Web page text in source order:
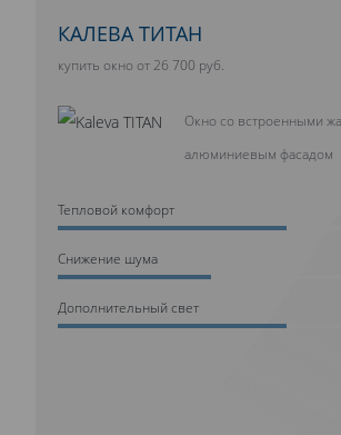
КАЛЕВА ТИТАН
купить окно от 26 700 руб.
Окно со встроенными
алюминиевым фасадом
Тепловой комфорт
Cнижение шума
Дополнительный свет